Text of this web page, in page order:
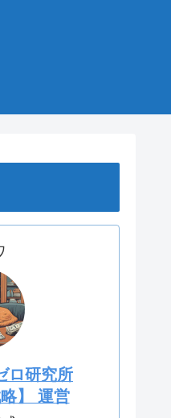
ロ研究所
略】 運営